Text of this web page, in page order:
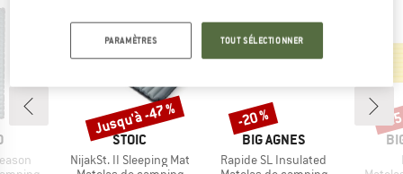
MARQUE
STOIC
Article
NijakSt. II Sleeping Mat
Remise
Jusqu'à -47 %
MARQUE
BIG AGNES
Article
Rapide SL Insulated
Remise
-20 % -
PARAMÈTRES TOUT SÉLECTIONNER